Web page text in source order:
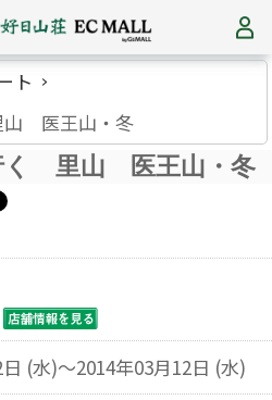
ト
山 医王山・冬
く 里山 医王山・冬
(水)～2014年03月12日 (水)